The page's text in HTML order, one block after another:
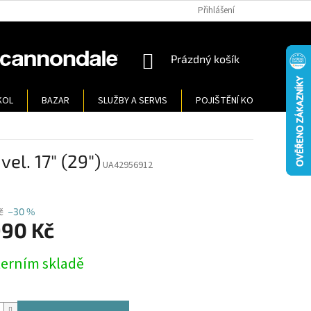
Přihlášení
NÁKUPNÍ
Prázdný košík
BAZAR SLUŽBY A SERVIS POJIŠTĚNÍ KOL
17" (29") UA42956912
–30 %
Kč
skladě